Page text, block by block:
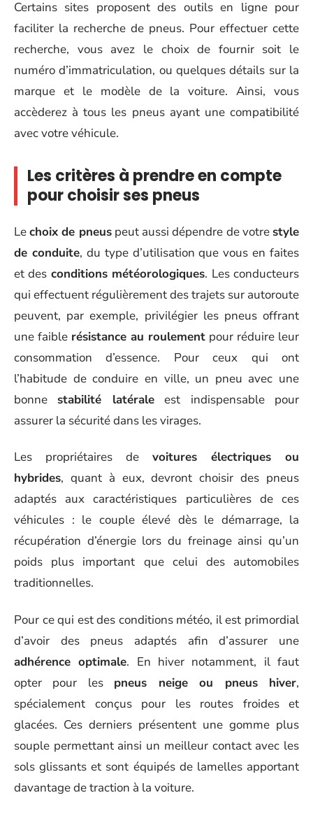
Certains sites proposent des outils en ligne pour
faciliter la recherche de pneus. Pour effectuer cette
recherche, vous avez le choix de fournir soit le
numéro d’immatriculation, ou quelques détails sur la
marque et le modèle de la voiture. Ainsi, vous
accèderez à tous les pneus ayant une compatibilité
avec votre véhicule.
Les critères à prendre en compte
pour choisir ses pneus
Lechoix de pneuspeut aussi dépendre de votre style
de conduite, du type d’utilisation que vous en faites
et des conditions météorologiques. Les conducteurs
qui effectuent régulièrement des trajets sur autoroute
peuvent, par exemple, privilégier les pneus offrant
une faible résistance au roulement pour réduire leur
consommation d’essence. Pour ceux qui ont
l’habitude de conduire en ville, un pneu avec une
bonne stabilité latéraleest indispensable pour
assurer la sécurité dans les virages.
Les propriétaires de voitures électriques ou
hybrides, quant à eux, devront choisir des pneus
adaptés aux caractéristiques particulières de ces
véhicules : le couple élevé dès le démarrage, la
récupération d’énergie lors du freinage ainsi qu’un
poids plus important que celui des automobiles
traditionnelles.
Pour ce qui est des conditions météo, il est primordial
d’avoir des pneus adaptés afin d’assurer une
adhérence optimale. En hiver notamment, il faut
opter pour les pneus neige ou pneus hiver,
spécialement conçus pour les routes froides et
glacées. Ces derniers présentent une gomme plus
souple permettant ainsi un meilleur contact avec les
sols glissants et sont équipés de lamelles apportant
davantage de traction à la voiture.